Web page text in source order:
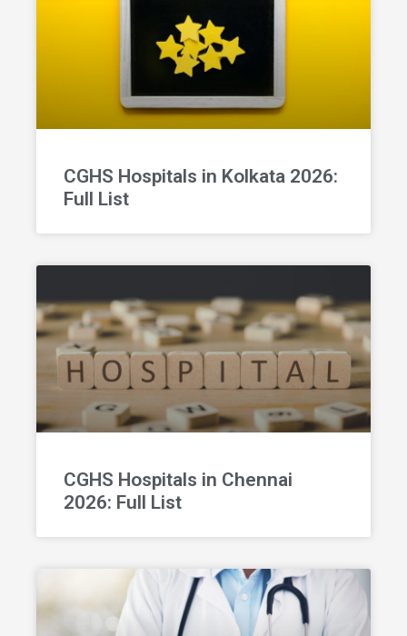
CGHS Hospitals in Kolkata 2026:
Full List
CGHS Hospitals in Chennai
2026: Full List